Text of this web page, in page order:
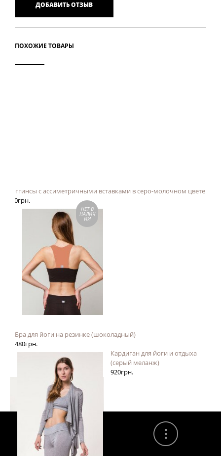
ДОБАВИТЬ ОТЗЫВ
ПОХОЖИЕ ТОВАРЫ
Леггинсы с ассиметричными вставками в серо-молочном цвете
780грн.
НЕТ В
НАЛИЧ
ИИ
Бра для йоги на резинке (шоколадный)
480грн.
Кардиган для йоги и отдыха
(серый меланж)
920грн.